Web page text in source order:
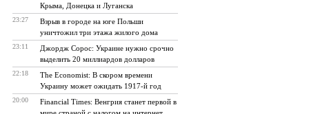
Крыма, Донецка и Луганска
23:27
Взрыв в городе на юге Польши
уничтожил три этажа жилого дома
23:11
Джордж Сорос: Украине нужно срочно
выделить 20 миллиардов долларов
22:18
The Economist: В скором времени
Украину может ожидать 1917-й год
20:00
Financial Times: Венгрия станет первой в